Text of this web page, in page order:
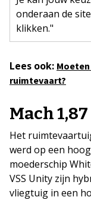
onderaan de
klikken."
Lees ook:
ruimtevaart?
Mach 1,87
Het
werd op een
moederschip
VSS Unity zijn
vliegtuig in een